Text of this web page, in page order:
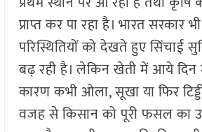
प्राप्त कर पा रहा है। भारत सरकार
परिस्थितियों को देखते हुए सिंचाई
बढ़ रही है। लेकिन खेती में आये दिन
कारण कभी ओला, सूखा या फिर
वजह से किसान को पूरी फसल का